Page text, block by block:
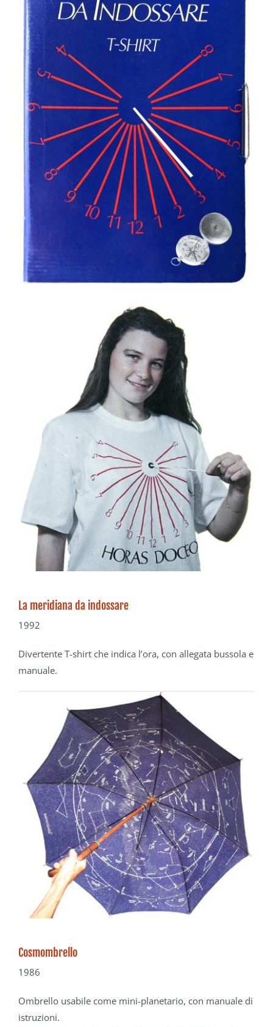
La meridiana da indossare
1992
Divertente T-shirt che indica l’ora, con allegata bussola e
manuale.
Cosmombrello
1986
Ombrello usabile come mini-planetario, con manuale di
istruzioni.